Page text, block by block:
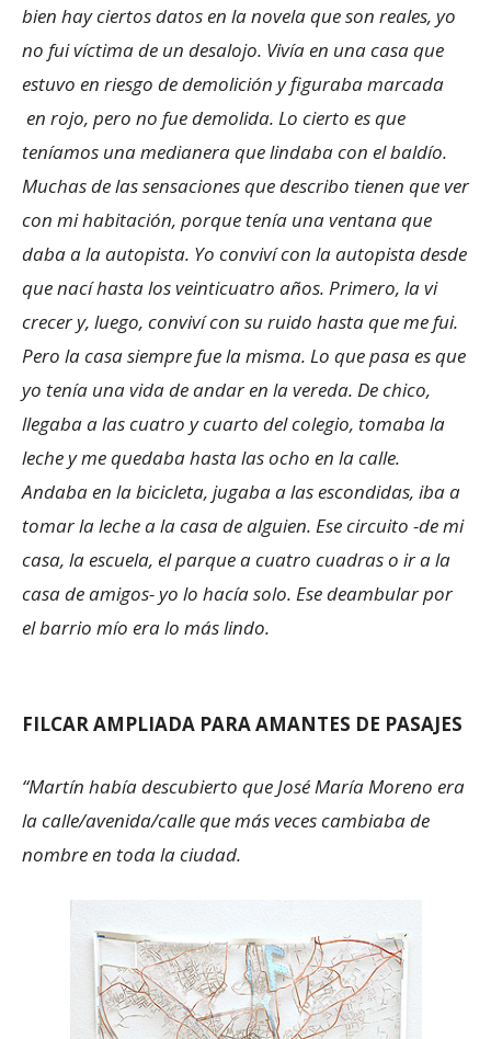
bien hay ciertos datos en la novela que son reales, yo
no fui víctima de un desalojo. Vivía en una casa que
estuvo en riesgo de demolición y figuraba marcada
en rojo, pero no fue demolida. Lo cierto es que
teníamos una medianera que lindaba con el baldío.
Muchas de las sensaciones que describo tienen que ver
con mi habitación, porque tenía una ventana que
daba a la autopista. Yo conviví con la autopista desde
que nací hasta los veinticuatro años. Primero, la vi
crecer y, luego, conviví con su ruido hasta que me fui.
Pero la casa siempre fue la misma. Lo que pasa es que
yo tenía una vida de andar en la vereda. De chico,
llegaba a las cuatro y cuarto del colegio, tomaba la
leche y me quedaba hasta las ocho en la calle.
Andaba en la bicicleta, jugaba a las escondidas, iba a
tomar la leche a la casa de alguien. Ese circuito -de mi
casa, la escuela, el parque a cuatro cuadras o ir a la
casa de amigos- yo lo hacía solo. Ese deambular por
el barrio mío era lo más lindo.
FILCAR AMPLIADA PARA AMANTES DE PASAJES
“Martín había descubierto que José María Moreno era
la calle/avenida/calle que más veces cambiaba de
nombre en toda la ciudad.